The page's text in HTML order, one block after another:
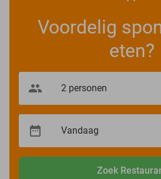
Voordelig
eten?
Zoek